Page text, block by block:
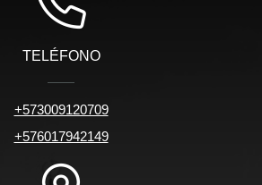
TELÉFONO
+573009120709
+576017942149